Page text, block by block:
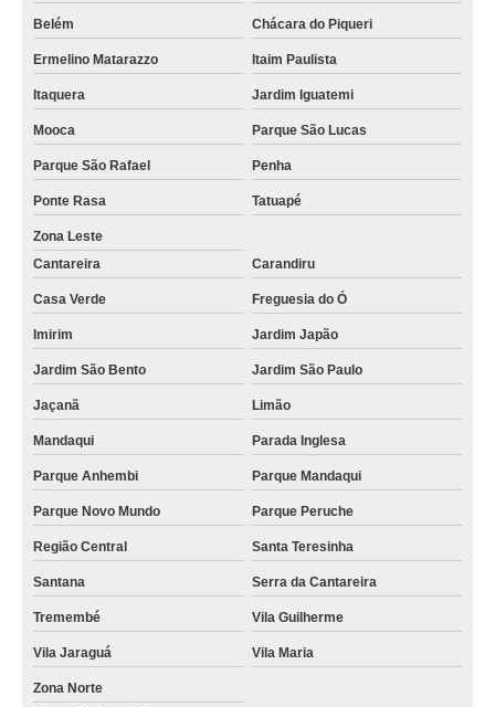
Belém Chácara do Piqueri
Ermelino Matarazzo Itaim Paulista
Itaquera Jardim Iguatemi
Mooca Parque São Lucas
Parque São Rafael Penha
Ponte Rasa Tatuapé
Zona Leste
Cantareira
Carandiru
Casa Verde Freguesia do Ó
Imirim Jardim Japão
Jardim São Bento Jardim São Paulo
Jaçanã Limão
Mandaqui Parada Inglesa
Parque Anhembi Parque Mandaqui
Parque Novo Mundo Parque Peruche
Região Central Santa Teresinha
Santana Serra da Cantareira
Tremembé Vila Guilherme
Vila Jaraguá Vila Maria
Zona Norte